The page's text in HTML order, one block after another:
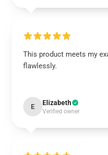
This product meets my
flawlessly.
E Elizabeth
Verified owner